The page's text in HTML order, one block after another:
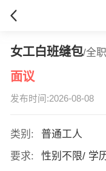
女工白班缝包/全职
面议
发布时间:2026-08-08
类别:
普通工人
要求:
性别不限/ 学